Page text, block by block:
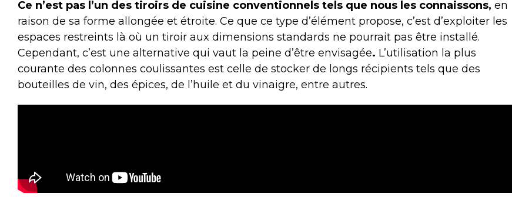
Ce n’est pas l’un des tiroirs de cuisine conventionnels tels que nous les connaissons, en
raison de sa forme allongée et étroite. Ce que ce type d’élément propose, c’est d’exploiter les
espaces restreints là où un tiroir aux dimensions standards ne pourrait pas être installé.
Cependant, c’est une alternative qui vaut la peine d’être envisagée. L’utilisation la plus
courante des colonnes coulissantes est celle de stocker de longs récipients tels que des
bouteilles de vin, des épices, de l’huile et du vinaigre, entre autres.